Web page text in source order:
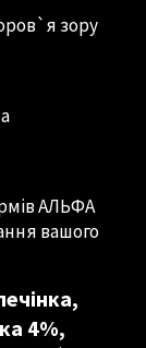
зору
АЛЬФА
вашого
4%,